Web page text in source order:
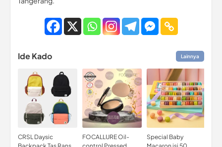
Ide Kado Lainnya
CRSL Daysic
FOCALLURE Oil-
Special Baby